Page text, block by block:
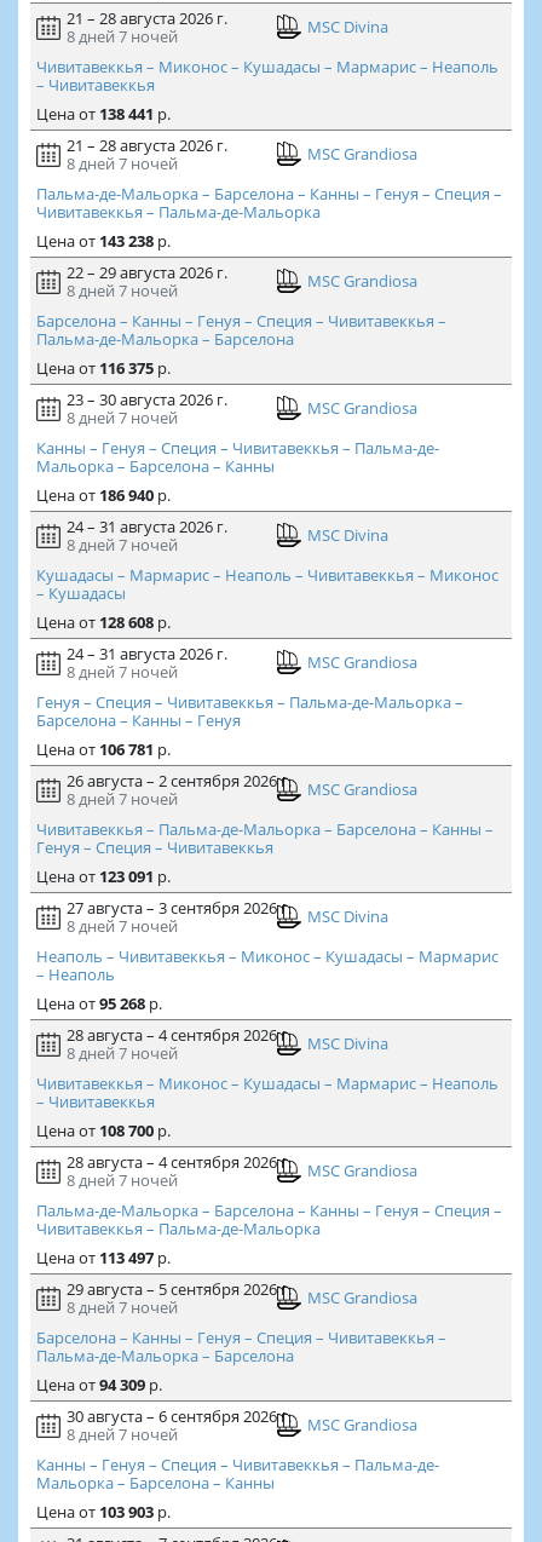
21 – 28 августа 2026 г.
8 дней 7 ночей
MSC Divina
Чивитавеккья – Миконос – Кушадасы – Мармарис – Неаполь
– Чивитавеккья
Ценаот 138 441 р.
21 – 28 августа 2026 г.
8 дней 7 ночей
MSC Grandiosa
Пальма-де-Мальорка – Барселона – Канны – Генуя – Специя –
Чивитавеккья – Пальма-де-Мальорка
Ценаот 143 238р.
22 – 29 августа 2026 г.
8 дней 7 ночей
MSC Grandiosa
Барселона – Канны – Генуя – Специя – Чивитавеккья –
Пальма-де-Мальорка – Барселона
Ценаот 116 375р.
23 – 30 августа 2026 г.
8 дней 7 ночей
MSC Grandiosa
Канны – Генуя – Специя – Чивитавеккья – Пальма-де-
Мальорка – Барселона – Канны
Ценаот 186 940р.
24 – 31 августа 2026 г.
8 дней 7 ночей
MSC Divina
Кушадасы – Мармарис – Неаполь – Чивитавеккья – Миконос
– Кушадасы
Ценаот 128 608р.
24 – 31 августа 2026 г.
8 дней 7 ночей
MSC Grandiosa
Генуя – Специя – Чивитавеккья – Пальма-де-Мальорка –
Барселона – Канны – Генуя
Ценаот 106 781 р.
26 августа – 2 сентября 2026 г.
8 дней 7 ночей
MSC Grandiosa
Чивитавеккья – Пальма-де-Мальорка – Барселона – Канны –
Генуя – Специя – Чивитавеккья
Ценаот 123 091 р.
27 августа – 3 сентября 2026 г.
8 дней 7 ночей
MSC Divina
Неаполь – Чивитавеккья – Миконос – Кушадасы – Мармарис
– Неаполь
Ценаот95 268р.
28 августа – 4 сентября 2026 г.
8 дней 7 ночей
MSC Divina
Чивитавеккья – Миконос – Кушадасы – Мармарис – Неаполь
– Чивитавеккья
Ценаот 108 700р.
28 августа – 4 сентября 2026 г.
8 дней 7 ночей
MSC Grandiosa
Пальма-де-Мальорка – Барселона – Канны – Генуя – Специя –
Чивитавеккья – Пальма-де-Мальорка
Ценаот 113 497р.
29 августа – 5 сентября 2026 г.
8 дней 7 ночей
MSC Grandiosa
Барселона – Канны – Генуя – Специя – Чивитавеккья –
Пальма-де-Мальорка – Барселона
Ценаот94 309р.
30 августа – 6 сентября 2026 г.
8 дней 7 ночей
MSC Grandiosa
Канны – Генуя – Специя – Чивитавеккья – Пальма-де-
Мальорка – Барселона – Канны
Ценаот 103 903р.